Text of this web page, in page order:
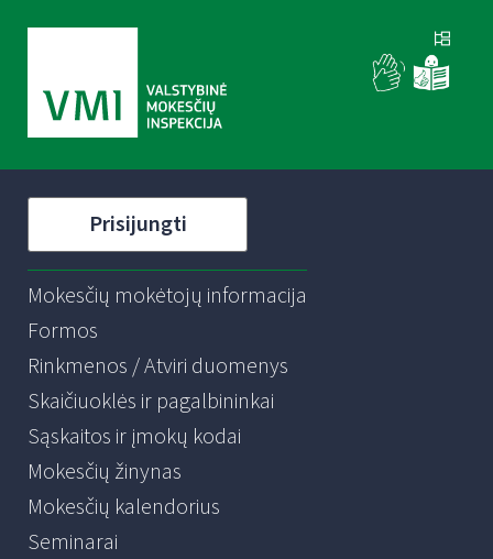
Prisijungti
Mokesčių mokėtojų informacija
Formos
Rinkmenos / Atviri duomenys
Skaičiuoklės ir pagalbininkai
Sąskaitos ir įmokų kodai
Mokesčių žinynas
Mokesčių kalendorius
Seminarai